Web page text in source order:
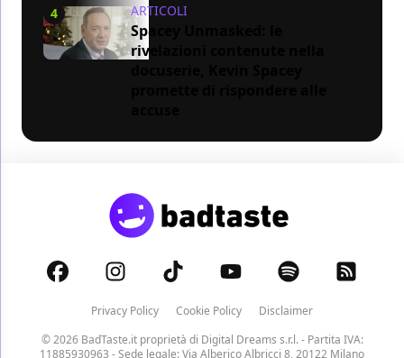
4 ARTICOLI
Spacey Unmasked: le
rivelazioni contenute nella
Privacy Policy Cookie Policy
Disclaimer
© 2026 BadTaste.it proprietà di Digital Dreams s.r.l.- Partita IVA:
11885930963 - Sede legale: Via Alberico Albricci 8, 20122 Milano